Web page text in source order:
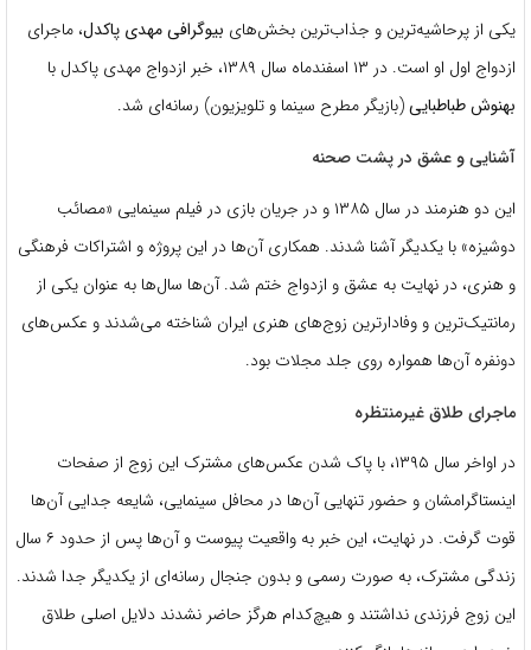
یکی از پرحاشیه‌ترین و جذاب‌ترین بخش‌های بیوگرافی مهدی پاکدل، ماجرای
ازدواج اول او است. در ۱۳ اسفندماه سال ۱۳۸۹، خبر ازدواج مهدی پاکدل با
بهنوش طباطبایی(بازیگر مطرح سینما و تلویزیون) رسانه‌ای شد.
آشنایی و عشق در پشت صحنه
این دو هنرمند در سال ۱۳۸۵ و در جریان بازی در فیلم سینمایی «مصائب
دوشیزه» با یکدیگر آشنا شدند. همکاری آن‌ها در این پروژه و اشتراکات فرهنگی
و هنری، در نهایت به عشق و ازدواج ختم شد. آن‌ها سال‌ها به عنوان یکی از
رمانتیک‌ترین و وفادارترین زوج‌های هنری ایران شناخته می‌شدند و عکس‌های
دونفره آن‌ها همواره روی جلد مجلات بود.
ماجرای طلاق غیرمنتظره
در اواخر سال ۱۳۹۵، با پاک شدن عکس‌های مشترک این زوج از صفحات
اینستاگرامشان و حضور تنهایی آن‌ها در محافل سینمایی، شایعه جدایی آن‌ها
قوت گرفت. در نهایت، این خبر به واقعیت پیوست و آن‌ها پس از حدود ۶ سال
زندگی مشترک، به صورت رسمی و بدون جنجال رسانه‌ای از یکدیگر جدا شدند.
این زوج فرزندی نداشتند و هیچ‌کدام هرگز حاضر نشدند دلایل اصلی طلاق